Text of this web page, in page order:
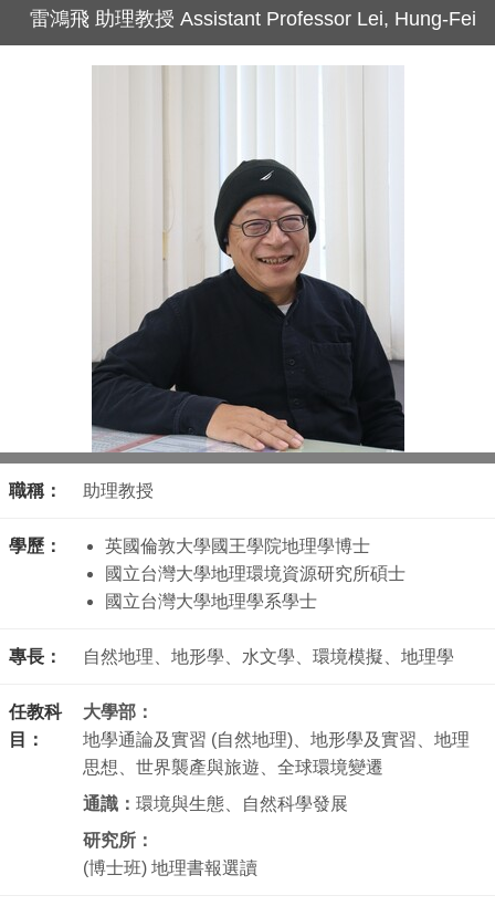
雷鴻飛 助理教授 Assistant Professor Lei, Hung-Fei
職稱： 助理教授
學歷：
英國倫敦大學國王學院地理學博士
國立台灣大學地理環境資源研究所碩士
國立台灣大學地理學系學士
專長： 自然地理、地形學、水文學、環境模擬、地理學
任教科
目：
大學部：
地學通論及實習 (自然地理)、地形學及實習、地理
思想、世界襲產與旅遊、全球環境變遷
通識： 環境與生態、自然科學發展
研究所：
(博士班) 地理書報選讀